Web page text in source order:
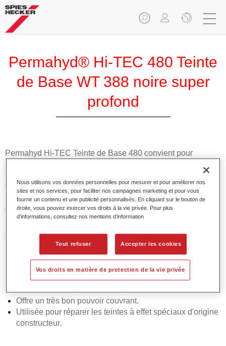
Permahyd® Hi-TEC 480 Teinte
de Base WT 388 noire super
profond
Permahyd Hi-TEC Teinte de Base 480 convient pour
système de base mate hydrodiluable innovant. Le système à
faire les teintes inclut toutes les teintes opaques et à effet
nécessaires pour la réparation carrosserie de haute qualité
des voitures de tourisme.
Caractéristiques du produit
Facile et rapide à appliquer.
Offre une précision de teinte exceptionnelle avec un
placement uniforme de l'effet.
Favorise des temps de processus courts.
Offre un très bon pouvoir couvrant.
Utilisée pour réparer les teintes à effet spéciaux d'origine
constructeur.
Nous utilisons vos données personnelles pour mesurer et pour améliorer nos
sites et nos services, pour faciliter nos campagnes marketing et pour vous
fournir un contenu et une publicité personnalisés. En cliquant sur le bouton de
droite, vous pouvez exercer vos droits à la vie privée. Pour plus
d’informations, consultez nos mentions d’information
Tout refuser Accepter les cookies
Vos droits en matière de protection de la vie privée